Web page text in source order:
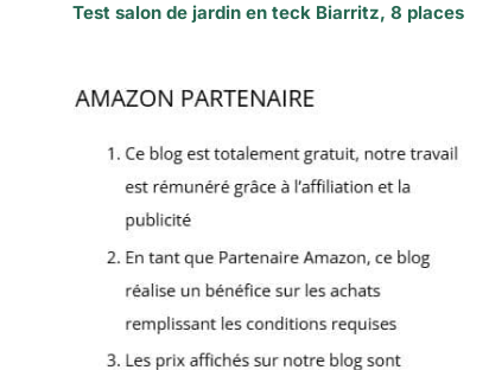
Test salon de jardin en teck Biarritz, 8 places